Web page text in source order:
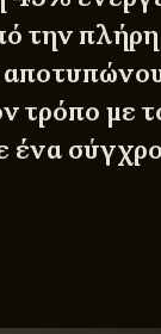
την
τρόπο με
ένα